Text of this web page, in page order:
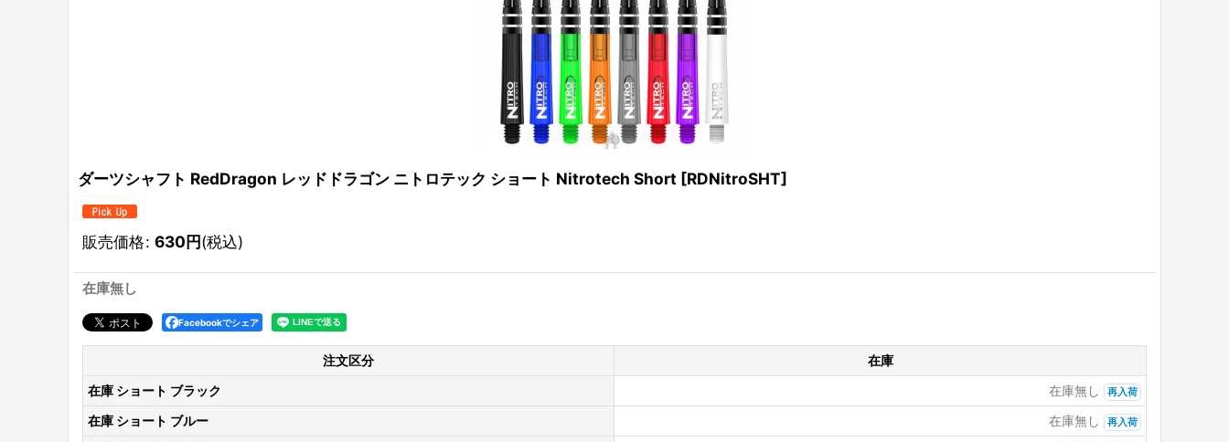
ダーツシャフト RedDragon レッドドラゴン ニトロテック ショート Nitrotech Short [RDNitroSHT]
販売価格: 630円(税込)
在庫無し
Facebookでシェア
注文区分
在庫
在庫 ショート ブラック
在庫無し 再入荷
在庫 ショート ブルー 在庫無し 再入荷